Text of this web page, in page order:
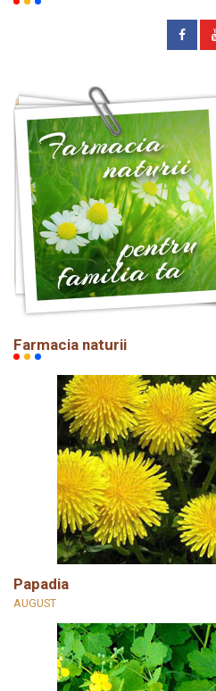
Farmacia naturii
Papadia
AUGUST